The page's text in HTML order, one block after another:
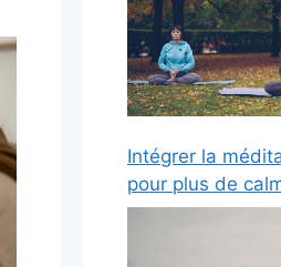
Intégrer la
pour plus de